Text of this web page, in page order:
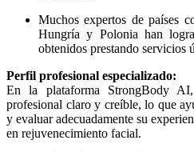
Muchos expertos de países
Hungría y Polonia han
obtenidos prestando servicios
Perfil profesional especializado:
En la plataforma StrongBody
profesional claro y creíble, lo que
y evaluar adecuadamente su
en rejuvenecimiento facial.